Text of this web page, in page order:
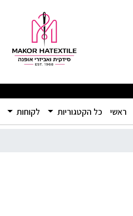
ראשי
(current) כל הקטגוריות לקוחות